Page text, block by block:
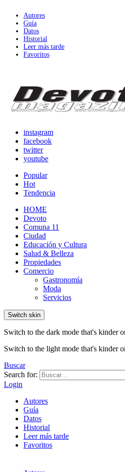
Autores
Guía
Datos
Historial
Leer más tarde
Favoritos
instagram
facebook
twitter
youtube
Popular
Hot
Tendencia
HOME
Devoto
Comuna 11
Ciudad
Educación y Cultura
Salud & Belleza
Propiedades
Comercio
Gastronomía
Moda
Servicios
Switch skin
Switch to the dark mode that's kinder
Switch to the light mode that's kinder
Buscar
Search for:
Login
Autores
Guía
Datos
Historial
Leer más tarde
Favoritos